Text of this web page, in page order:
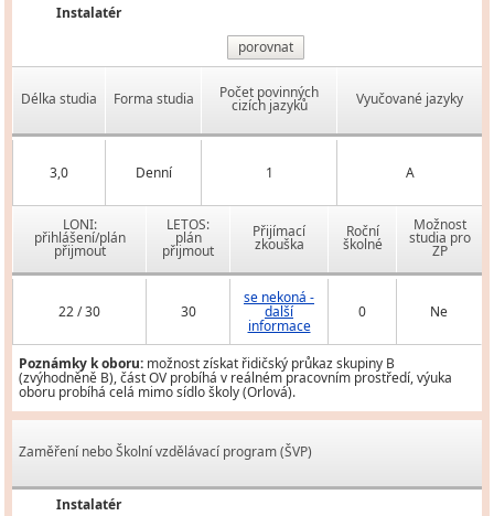
Instalatér
porovnat
Délka studia Forma studia Počet povinných
cizích jazyků Vyučované jazyky
3,0 Denní 1 A
LONI:
přihlášení/plán
přijmout
LETOS:
plán
přijmout
Přijímací
zkouška
Roční
školné
Možnost
studia pro
ZP
22 / 30 30
se nekoná -
další
informace
0 Ne
Poznámky k oboru: možnost získat řidičský průkaz skupiny B
(zvýhodněně B), část OV probíhá v reálném pracovním prostředí, výuka
oboru probíhá celá mimo sídlo školy (Orlová).
Zaměření nebo Školní vzdělávací program (ŠVP)
Instalatér